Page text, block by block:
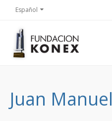
Español
Juan